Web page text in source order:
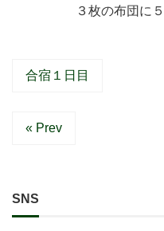
３枚の布団に５人
合宿１日目
« Prev
SNS